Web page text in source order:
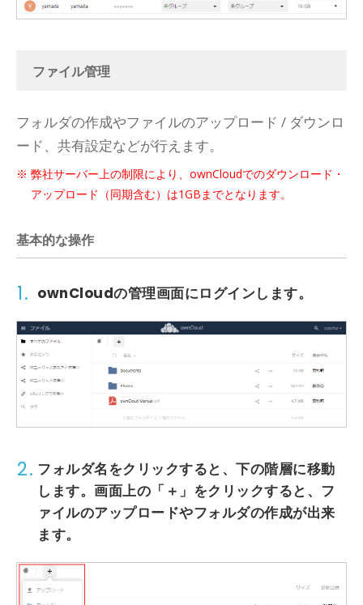
ファイル管理
フォルダの作成やファイルのアップロード / ダウンロ
ード、共有設定などが行えます。
弊社サーバー上の制限により、ownCloudでのダウンロード・
アップロード（同期含む）は1GBまでとなります。
基本的な操作
1. ownCloudの管理画面にログインします。
2. フォルダ名をクリックすると、下の階層に移動
します。画面上の 「＋」 をクリックすると、フ
ァイルのアップロードやフォルダの作成が出来
ます。